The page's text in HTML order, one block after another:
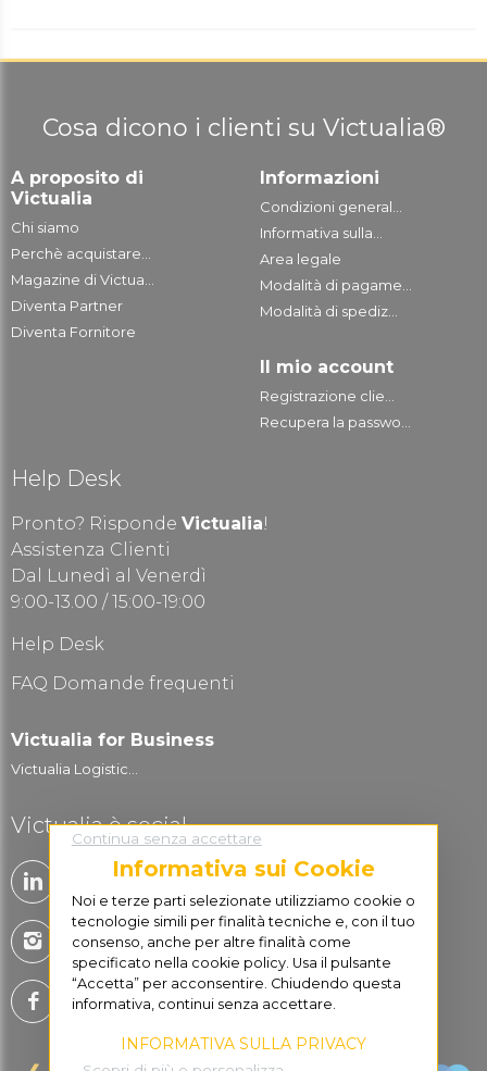
Cosa dicono i clienti su Victualia®
A proposito di
Victualia
Chi siamo
Perchè acquistare...
Magazine di Victua...
Diventa Partner
Diventa Fornitore
Informazioni
Condizioni general...
Informativa sulla...
Area legale
Modalità di pagame...
Modalità di spediz...
Il mio account
Registrazione clie...
Recupera la passwo...
Help Desk
Pronto? Risponde Victualia!
Assistenza Clienti
Dal Lunedì al Venerdì
9:00-13.00 / 15:00-19:00
Help Desk
FAQ Domande frequenti
Victualia for Business
Victualia Logistic...
Victualia è social
Continua senza accettare
Informativa sui Cookie
Noi e terze parti selezionate utilizziamo cookie o
tecnologie simili per finalità tecniche e, con il tuo
consenso, anche per altre finalità come
specificato nella cookie policy. Usa il pulsante
“Accetta” per acconsentire. Chiudendo questa
informativa, continui senza accettare.
INFORMATIVA SULLA PRIVACY